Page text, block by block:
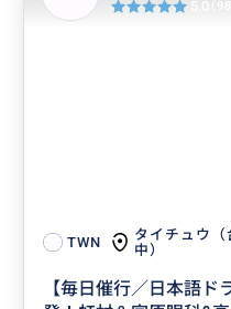
TWN
タイチュウ（
中）
【毎日催行／日本語
5.0